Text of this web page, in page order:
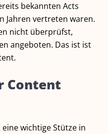
bekannten Acts
Jahren vertreten waren.
nicht überprüfst,
angeboten. Das ist ist
Content
wichtige Stütze in